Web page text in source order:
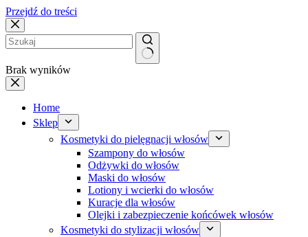
Przejdź do treści
Brak wyników
Home
Sklep
Kosmetyki do pielęgnacji włosów
Szampony do włosów
Odżywki do włosów
Maski do włosów
Lotiony i wcierki do włosów
Kuracje dla włosów
Olejki i zabezpieczenie końcówek włosów
Kosmetyki do stylizacji włosów